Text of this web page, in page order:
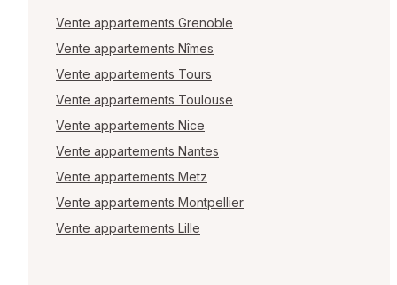
Vente appartements Grenoble
Vente appartements Nîmes
Vente appartements Tours
Vente appartements Toulouse
Vente appartements Nice
Vente appartements Nantes
Vente appartements Metz
Vente appartements Montpellier
Vente appartements Lille